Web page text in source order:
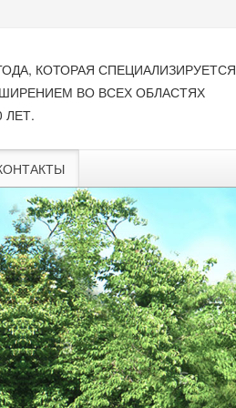
КОТОРАЯ СПЕЦИАЛИЗИРУЕТСЯ
ВО ВСЕХ ОБЛАСТЯХ
ЛЕТ.